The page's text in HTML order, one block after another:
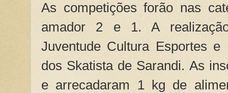
As competições forão nas
amador 2 e 1. A
Juventude Cultura Esportes
dos Skatista de Sarandi. As
e arrecadaram 1 kg de